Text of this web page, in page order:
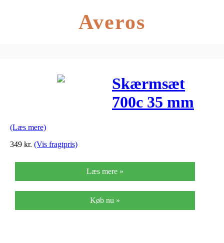
Averos
Skærmsæt
700c 35 mm
(Læs mere)
349 kr. (Vis fragtpris)
Læs mere »
Køb nu »